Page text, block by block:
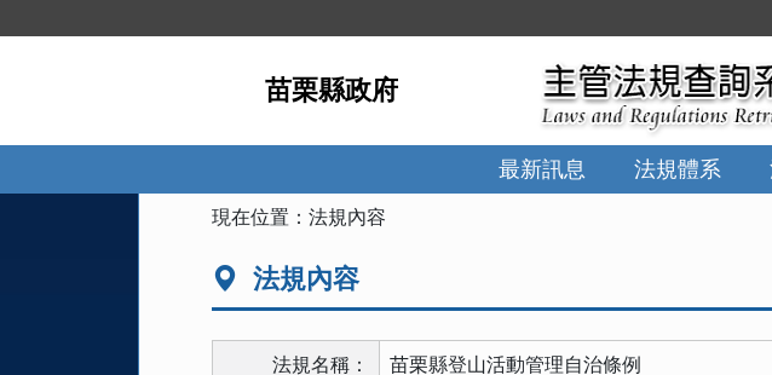
到
苗栗縣政府
最新訊息 法規體系
現在位置：法規內容
法規內容
法規名稱： 苗栗縣登山活動管理自治條例